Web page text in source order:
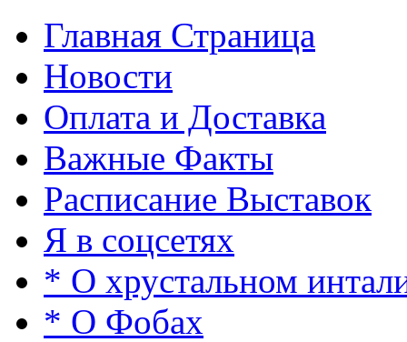
Главная Страница
Новости
Оплата и Доставка
Важные Факты
Расписание Выставок
Я в соцсетях
* О хрустальном
* О Фобах